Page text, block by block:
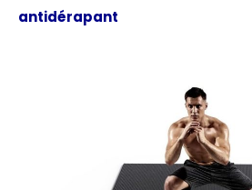
antidérapant